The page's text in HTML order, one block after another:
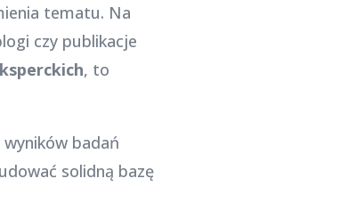
tematu. Na
czy publikacje
, to
badań
solidną bazę